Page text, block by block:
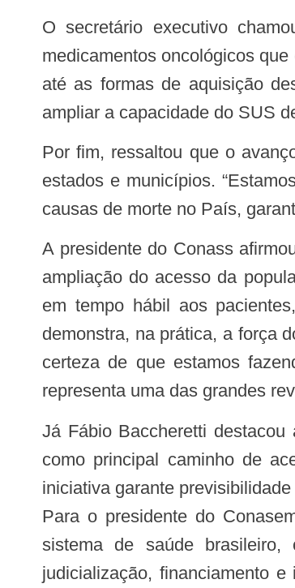
O secretário executivo chamou a atenção para desafios relacionados ao tratamento oncológico, como o alto custo dos
medicamentos oncológicos
até as formas de aquisição
ampliar a capacidade do SUS
Por fim, ressaltou que o avanço na AF-Onco vem sendo construído de forma tripartite, com diálogo e pactuação entre União,
estados e municípios.
causas de morte no País,
A presidente do Conass afirmou que as pactuações representam um momento revolucionário para o SUS, especialmente pela
ampliação do acesso da
em tempo hábil aos
demonstra, na prática, a força
certeza de que estamos
representa uma das grandes
Já Fábio Baccheretti destacou a confiança da CIT na construção de uma política pública capaz de substituir a judicialização
como principal caminho de
iniciativa garante
Para o presidente do
sistema de saúde brasileiro,
judicialização, financiamento